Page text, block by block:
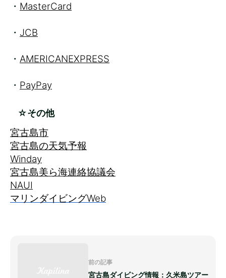
・ MasterCard
・ JCB
・ AMERICANEXPRESS
・ PayPay
☆その他
宮古島市
宮古島の天気予報
Winday
宮古島美ら海連絡協議会
NAUI
マリンダイビングWeb
前の記事
宮古島ダイビング情報：久米島ツアー